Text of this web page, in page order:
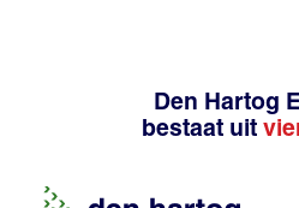
Den Hartog
bestaat uit